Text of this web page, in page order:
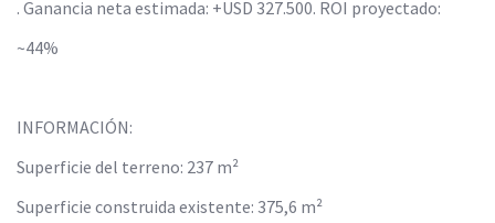
. Ganancia neta estimada: +USD 327.500. ROI proyectado:
~44%
INFORMACIÓN:
Superficie del terreno: 237 m²
Superficie construida existente: 375,6 m²